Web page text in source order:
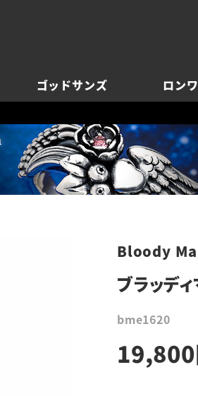
ゴッドサンズ ロン
Bloody
ブラッデ
bme1620
19,800